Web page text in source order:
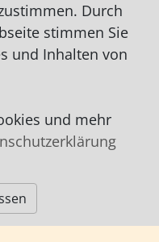
Durch
stimmen Sie
und Inhalten von
und mehr